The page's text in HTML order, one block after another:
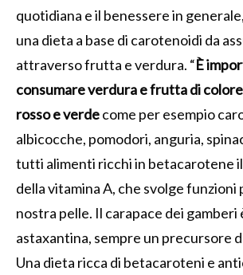
quotidiana e il benessere in
una dieta a base di carotenoidi da
attraverso frutta e verdura. “È
consumare verdura e frutta di
rosso e verdecome per esempio
albicocche, pomodori, anguria,
tutti alimenti ricchi in betacarotene
della vitamina A, che svolge
nostra pelle. Il carapace dei gamberi
astaxantina, sempre un precursore
Una dieta ricca di betacaroteni e